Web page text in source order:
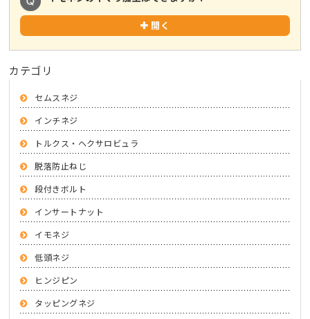
開く
カテゴリ
セムスネジ
インチネジ
トルクス・ヘクサロビュラ
脱落防止ねじ
段付きボルト
インサートナット
イモネジ
低頭ネジ
ヒンジピン
タッピングネジ